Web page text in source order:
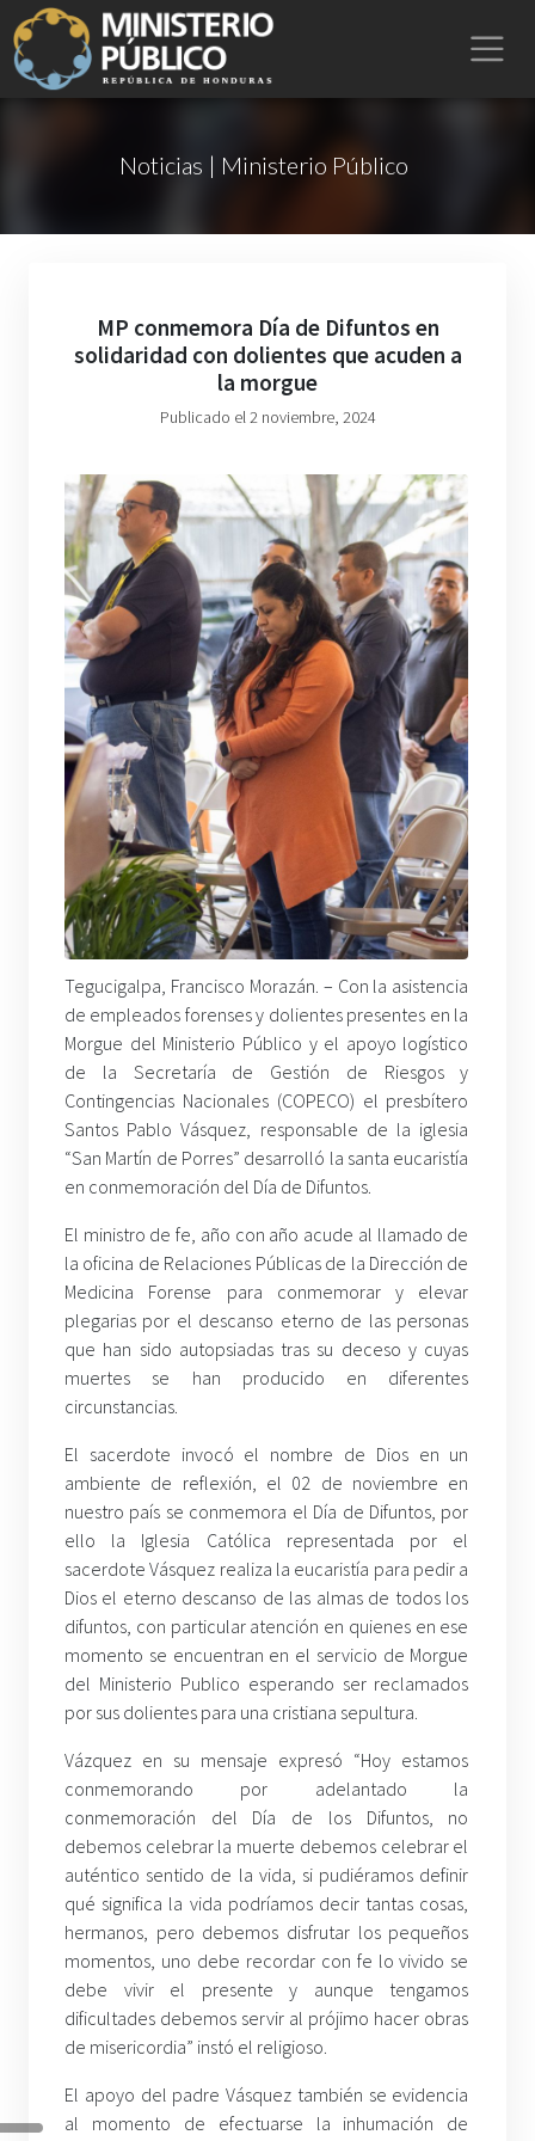
Noticias | Ministerio Público
MP conmemora Día de Difuntos en
solidaridad con dolientes que acuden a
la morgue
Publicado el 2 noviembre, 2024
Tegucigalpa, Francisco Morazán. – Con la asistencia
de empleados forenses y dolientes presentes en la
Morgue del Ministerio Público y el apoyo logístico
de la Secretaría de Gestión de Riesgos y
Contingencias Nacionales (COPECO) el presbítero
Santos Pablo Vásquez, responsable de la iglesia
“San Martín de Porres” desarrolló la santa eucaristía
en conmemoración del Día de Difuntos.
El ministro de fe, año con año acude al llamado de
la oficina de Relaciones Públicas de la Dirección de
Medicina Forense para conmemorar y elevar
plegarias por el descanso eterno de las personas
que han sido autopsiadas tras su deceso y cuyas
muertes se han producido en diferentes
circunstancias.
El sacerdote invocó el nombre de Dios en un
ambiente de reflexión, el 02 de noviembre en
nuestro país se conmemora el Día de Difuntos, por
ello la Iglesia Católica representada por el
sacerdote Vásquez realiza la eucaristía para pedir a
Dios el eterno descanso de las almas de todos los
difuntos, con particular atención en quienes en ese
momento se encuentran en el servicio de Morgue
del Ministerio Publico esperando ser reclamados
por sus dolientes para una cristiana sepultura.
Vázquez en su mensaje expresó “Hoy estamos
conmemorando por adelantado la
conmemoración del Día de los Difuntos, no
debemos celebrar la muerte debemos celebrar el
auténtico sentido de la vida, si pudiéramos definir
qué significa la vida podríamos decir tantas cosas,
hermanos, pero debemos disfrutar los pequeños
momentos, uno debe recordar con fe lo vivido se
debe vivir el presente y aunque tengamos
dificultades debemos servir al prójimo hacer obras
de misericordia” instó el religioso.
El apoyo del padre Vásquez también se evidencia
al momento de efectuarse la inhumación de